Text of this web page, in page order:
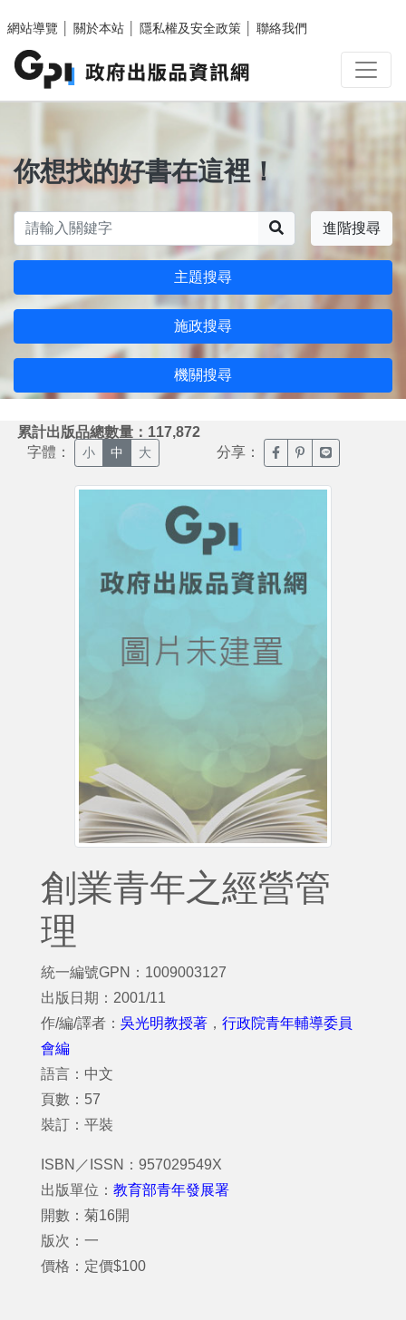
網站導覽
關於本站 隱私權及安全政策 聯絡我們
你想找的好書在這裡！
進階搜尋
主題搜尋
施政搜尋
機關搜尋
累計出版品總數量：117,872
字體： 小 中 大 分享： 臉書分享(另開新視窗)
噗浪分享(另開新
Line分享(另
創業青年之經營管
理
統一編號GPN：1009003127
出版日期：2001/11
作/編/譯者： 吳光明教授著 ， 行政院青年輔導委員
會編
語言：中文
頁數：57
裝訂：平裝
ISBN／ISSN：957029549X
出版單位： 教育部青年發展署
開數：菊16開
版次：一
價格：定價$100